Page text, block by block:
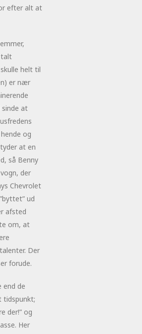
efter alt at
talt
helt til
er nær
sinde at
og
at en
så Benny
der
Chevrolet
ud
afsted
om, at
Der
forude.
end de
tidspunkt;
der!” og
Her